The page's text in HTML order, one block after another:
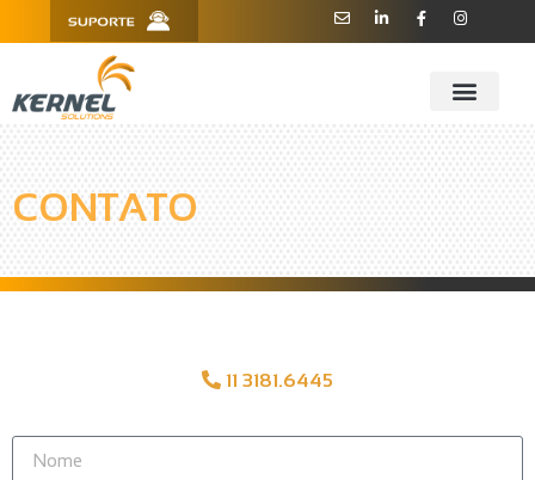
910 - CEP 13208-760 - Jundiaí/SP
CONTATO
11 3181.6445